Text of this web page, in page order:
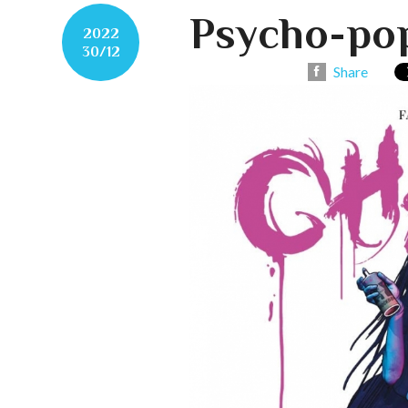
2022
30/12
Psycho-
Share